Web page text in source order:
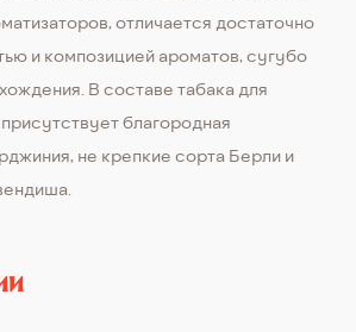
отличается достаточно
и композицией ароматов, сугубо
В составе табака для
благородная
не крепкие сорта Берли и